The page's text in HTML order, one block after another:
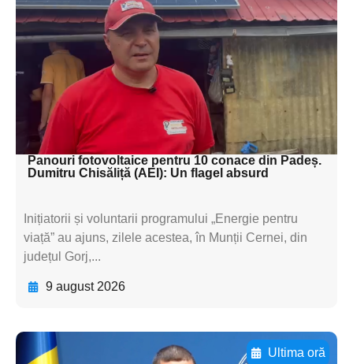
subtitluAdaugă aici
textul pentru
subtitluAdaugă aici
textul pentru
subtitluAdaugă aici
textul pentru subti
Panouri fotovoltaice pentru 10 conace din Padeș.
Dumitru Chisăliță (AEI): Un flagel absurd
Inițiatorii și voluntarii programului „Energie pentru
viață” au ajuns, zilele acestea, în Munții Cernei, din
județul Gorj,...
9 august 2026
Ultima oră